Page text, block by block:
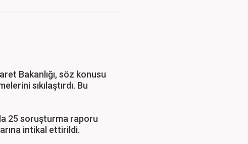
Bakanlığı, söz konusu
sıkılaştırdı. Bu
25 soruşturma raporu
intikal ettirildi.